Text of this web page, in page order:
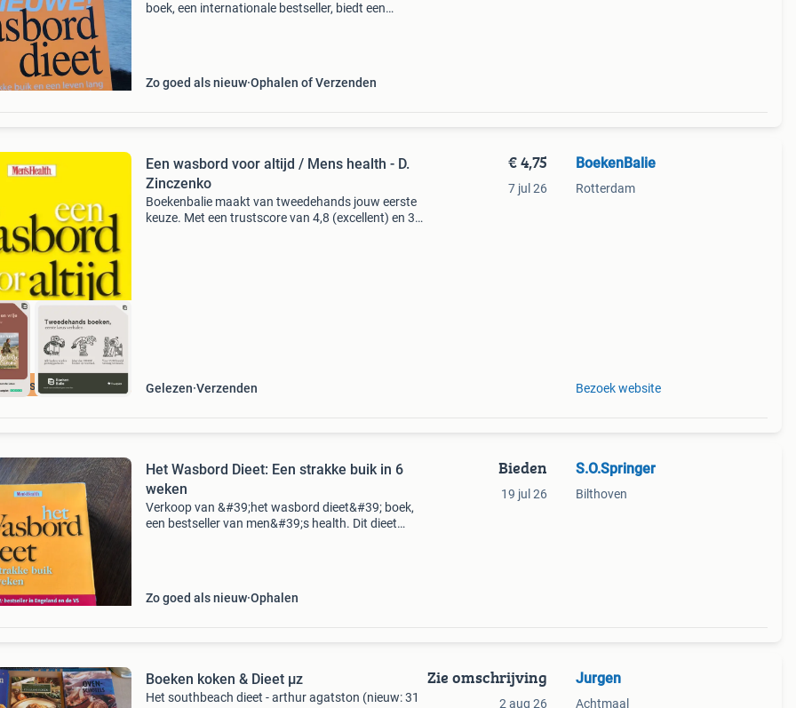
boek, een internationale bestseller, biedt een
Zo goed als nieuw Ophalen of Verzenden
prijs
Een wasbord voor altijd / Mens health - D.
Zinczenko
Boekenbalie maakt van tweedehands jouw eerste
keuze. Met een trustscore van 4,8 (excellent) en 30
Gelezen Verzenden
€ 4,75
7 jul 26
BoekenBalie
Rotterdam
Bezoek website
Het Wasbord Dieet: Een strakke buik in 6
weken
Verkoop van &#39;het wasbord dieet&#39; boek,
een bestseller van men&#39;s health. Dit dieet
Zo goed als nieuw Ophalen
Bieden
19 jul 26
S.O.Springer
Bilthoven
Boeken koken & Dieet µz
Het southbeach dieet - arthur agatston (nieuw: 31
Zie omschrijving
2 aug 26
Jurgen
Achtmaal